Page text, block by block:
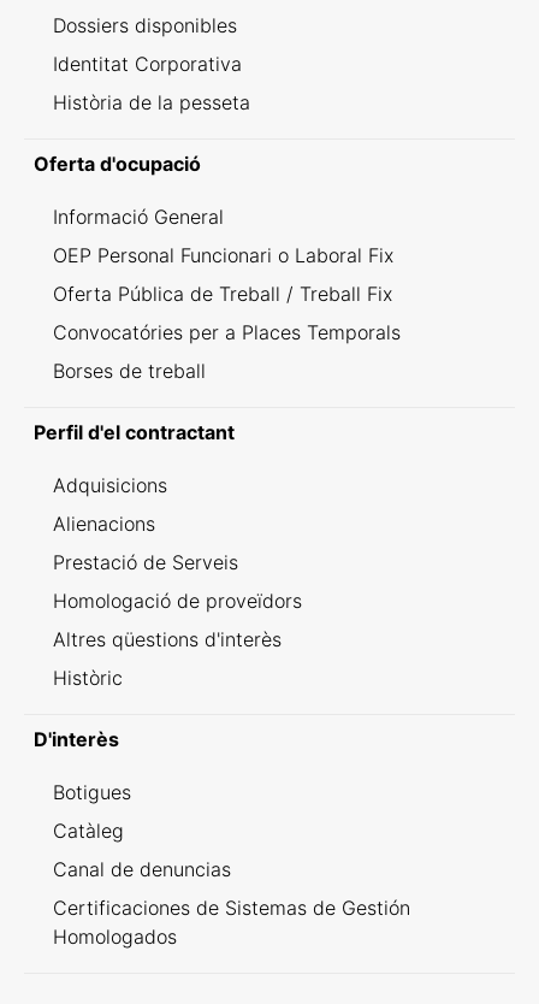
Dossiers disponibles
Identitat Corporativa
Història de la pesseta
Oferta d'ocupació
Informació General
OEP Personal Funcionari o Laboral Fix
Oferta Pública de Treball / Treball Fix
Convocatóries per a Places Temporals
Borses de treball
Perfil d'el contractant
Adquisicions
Alienacions
Prestació de Serveis
Homologació de proveïdors
Altres qüestions d'interès
Històric
D'interès
Botigues
Catàleg
Canal de denuncias
Certificaciones de Sistemas de Gestión
Homologados